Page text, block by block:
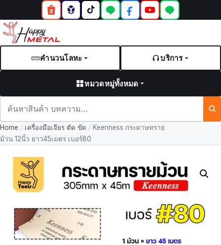
คำนวนโลหะ บริการ
หมวดหมู่ทั้งหมด
และ
บทความ
Home / เครื่องมือเจียร ตัด ขัด / Keenness กระดาษทราย
ม้วน 12นิ้ว ยาว45เมตร เบอร์80